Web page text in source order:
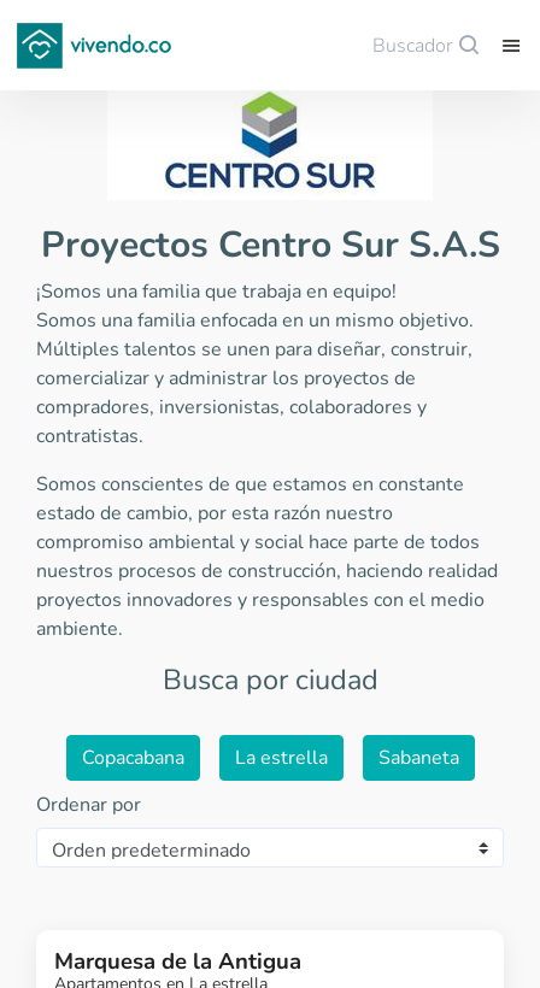
Buscador
Proyectos Centro Sur S.A.S
¡Somos una familia que trabaja en equipo!
Somos una familia enfocada en un mismo objetivo.
Múltiples talentos se unen para diseñar, construir,
comercializar y administrar los proyectos de
compradores, inversionistas, colaboradores y
contratistas.
Somos conscientes de que estamos en constante
estado de cambio, por esta razón nuestro
compromiso ambiental y social hace parte de todos
nuestros procesos de construcción, haciendo realidad
proyectos innovadores y responsables con el medio
ambiente.
Busca por ciudad
Copacabana La estrella
Sabaneta
Ordenar por
Marquesa de la Antigua
Guardar